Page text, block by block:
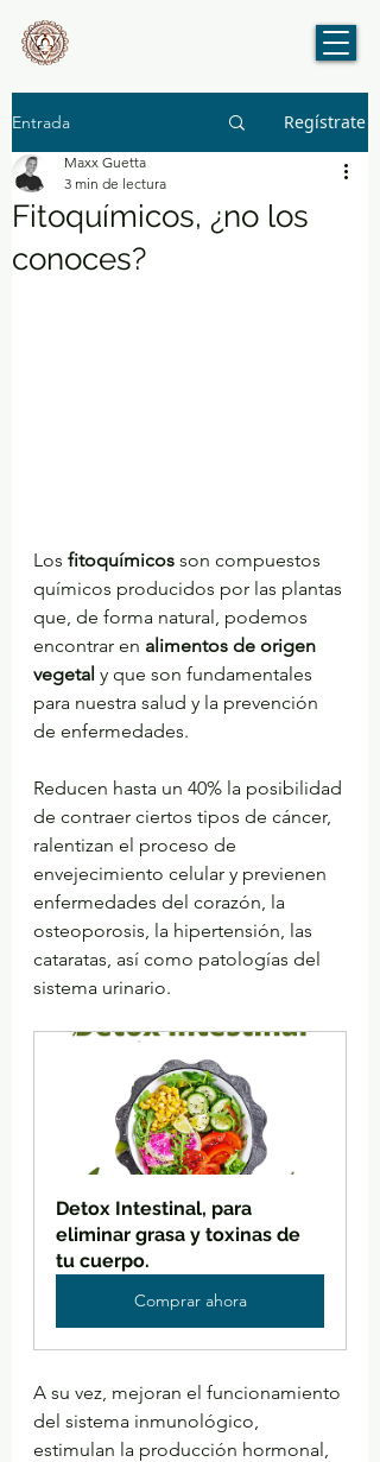
Entrada Regístrate
Fitoquímicos, ¿no los
conoces?
Maxx Guetta
3 min de lectura
Los fitoquímicos son compuestos
químicos producidos por las plantas
que, de forma natural, podemos
encontrar en alimentos de origen
vegetal y que son fundamentales
para nuestra salud y la prevención
de enfermedades.
Reducen hasta un 40% la posibilidad
de contraer ciertos tipos de cáncer,
ralentizan el proceso de
envejecimiento celular y previenen
enfermedades del corazón, la
osteoporosis, la hipertensión, las
cataratas, así como patologías del
sistema urinario.
Detox Intestinal, para
eliminar grasa y toxinas de
tu cuerpo.
Comprar ahora
A su vez, mejoran el funcionamiento
del sistema inmunológico,
estimulan la producción hormonal,